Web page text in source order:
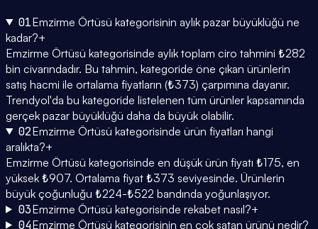
01Emzirme Örtüsü kategorisinin aylık pazar büyüklüğü ne
kadar?+
Emzirme Örtüsü kategorisinde aylık toplam ciro tahmini ₺282
bin civarındadır. Bu tahmin, kategoride öne çıkan ürünlerin
satış hacmi ile ortalama fiyatların (₺373) çarpımına dayanır.
Trendyol'da bu kategoride listelenen tüm ürünler kapsamında
gerçek pazar büyüklüğü daha da büyük olabilir.
02Emzirme Örtüsü kategorisinde ürün fiyatları hangi
aralıkta?+
Emzirme Örtüsü kategorisinde en düşük ürün fiyatı ₺175, en
yüksek ₺907. Ortalama fiyat ₺373 seviyesinde. Ürünlerin
büyük çoğunluğu ₺224-₺522 bandında yoğunlaşıyor.
03Emzirme Örtüsü kategorisinde rekabet nasıl?+
04Emzirme Örtüsü kategorisinin en çok satan ürünü nedir?